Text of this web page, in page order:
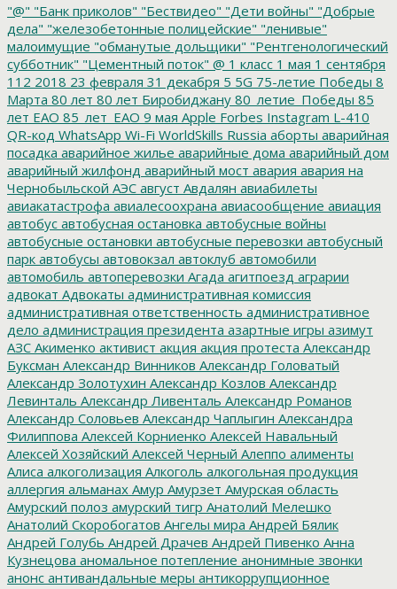
"@" "Банк приколов" "Бествидео" "Дети войны" "Добрые
дела" "железобетонные полицейские" "ленивые"
малоимущие "обманутые дольщики" "Рентгенологический
субботник" "Цементный поток" @ 1 класс 1 мая 1 сентября
112 2018 23 февраля 31 декабря 5 5G 75-летие Победы 8
Марта 80 лет 80 лет Биробиджану 80_летие_Победы 85
лет ЕАО 85_лет_ЕАО 9 мая Apple Forbes Instagram L-410
QR-код WhatsApp Wi-Fi WorldSkills Russia аборты аварийная
посадка аварийное жилье аварийные дома аварийный дом
аварийный жилфонд аварийный мост авария авария на
Чернобыльской АЭС август Авдалян авиабилеты
авиакатастрофа авиалесоохрана авиасообщение авиация
автобус автобусная остановка автобусные войны
автобусные остановки автобусные перевозки автобусный
парк автобусы автовокзал автоклуб автомобили
автомобиль автоперевозки Агада агитпоезд аграрии
адвокат Адвокаты административная комиссия
административная ответственность административное
дело администрация президента азартные игры азимут
АЗС Акименко активист акция акция протеста Александр
Буксман Александр Винников Александр Головатый
Александр Золотухин Александр Козлов Александр
Левинталь Александр Ливенталь Александр Романов
Александр Соловьев Александр Чаплыгин Александра
Филиппова Алексей Корниенко Алексей Навальный
Алексей Хозяйский Алексей Черный Алеппо алименты
Алиса алкоголизация Алкоголь алкогольная продукция
аллергия альманах Амур Амурзет Амурская область
Амурский полоз амурский тигр Анатолий Мелешко
Анатолий Скоробогатов Ангелы мира Андрей Бялик
Андрей Голубь Андрей Драчев Андрей Пивенко Анна
Кузнецова аномальное потепление анонимные звонки
анонс антивандальные меры антикоррупционное